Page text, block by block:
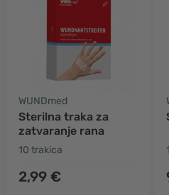
WUNDmed
Sterilna traka za
zatvaranje rana
10 trakica
2,99 €